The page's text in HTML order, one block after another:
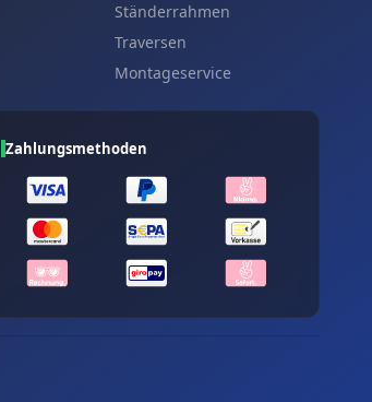
Ständerrahmen
Traversen
Montageservice
Zahlungsmethoden